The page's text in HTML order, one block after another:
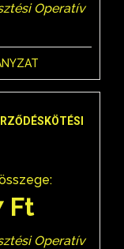
Operatív
Ft
Operatív